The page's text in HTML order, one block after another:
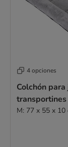
4 opciones
Colchón
M: 77 x 55 x